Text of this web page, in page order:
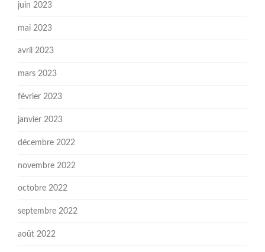
juin 2023
mai 2023
avril 2023
mars 2023
février 2023
janvier 2023
décembre 2022
novembre 2022
octobre 2022
septembre 2022
août 2022